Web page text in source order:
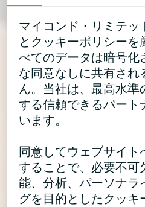
マイコンド・リミテッ
とクッキーポリシー
べてのデータは暗号化
な同意なしに共有され
ん。当社は、最高水準
する信頼できるパート
います。
同意してウェブサイト
することで、必要不可
能、分析、パーソナラ
グを目的としたクッキ